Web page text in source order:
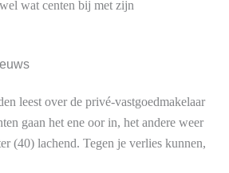
wat centen bij met zijn
leest over de privé-vastgoedmakelaar
gaan het ene oor in, het andere weer
(40) lachend. Tegen je verlies kunnen,